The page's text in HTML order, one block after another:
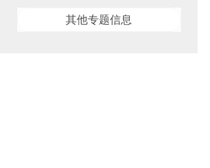
其他专题信息